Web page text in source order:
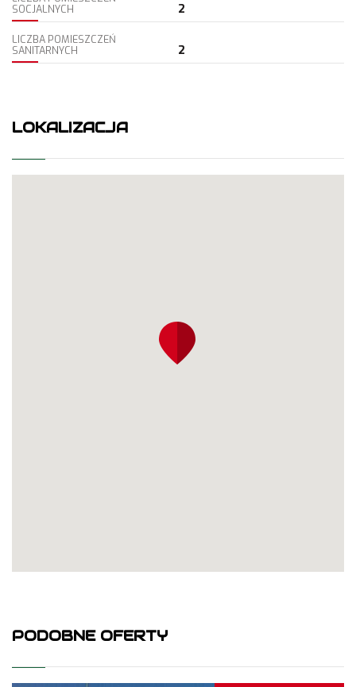
SOCJALNYCH
2
LICZBA POMIESZCZEŃ
SANITARNYCH
2
LOKALIZACJA
PODOBNE OFERTY